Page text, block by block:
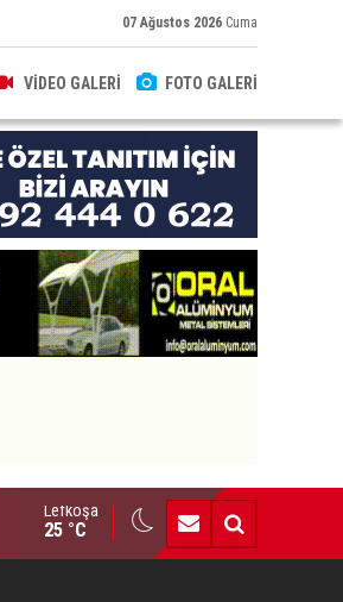
07 Ağustos 2026 Cuma
VİDEO GALERİ FOTO GALERİ
Lefkoşa
25 °C